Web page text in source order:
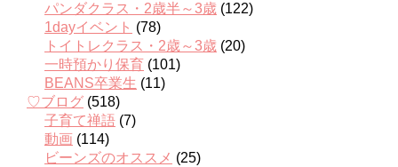
パンダクラス・2歳半～3歳 (122)
1dayイベント (78)
トイトレクラス・2歳～3歳 (20)
一時預かり保育 (101)
BEANS卒業生 (11)
♡ブログ (518)
子育て禅語 (7)
動画 (114)
ビーンズのオススメ (25)